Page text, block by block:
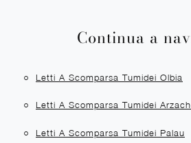
Continua a
Letti A Scomparsa Tumidei Olbia
Letti A Scomparsa Tumidei
Letti A Scomparsa Tumidei Palau